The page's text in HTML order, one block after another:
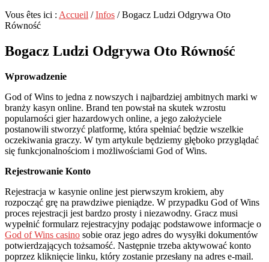
Vous êtes ici : Accueil / Infos /Bogacz Ludzi Odgrywa Oto
Równość
Bogacz Ludzi Odgrywa Oto Równość
Wprowadzenie
God of Wins to jedna z nowszych i najbardziej ambitnych marki w
branży kasyn online. Brand ten powstał na skutek wzrostu
popularności gier hazardowych online, a jego założyciele
postanowili stworzyć platformę, która spełniać będzie wszelkie
oczekiwania graczy. W tym artykule będziemy głęboko przyglądać
się funkcjonalnościom i możliwościami God of Wins.
Rejestrowanie Konto
Rejestracja w kasynie online jest pierwszym krokiem, aby
rozpocząć grę na prawdziwe pieniądze. W przypadku God of Wins
proces rejestracji jest bardzo prosty i niezawodny. Gracz musi
wypełnić formularz rejestracyjny podając podstawowe informacje o
God of Wins casino sobie oraz jego adres do wysyłki dokumentów
potwierdzających tożsamość. Następnie trzeba aktywować konto
poprzez kliknięcie linku, który zostanie przesłany na adres e-mail.